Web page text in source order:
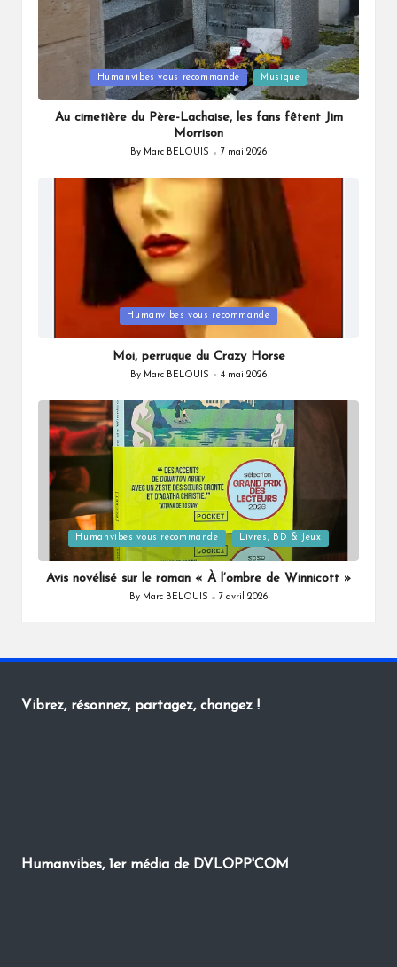
Humanvibes vous recommande Musique
Au cimetière du Père-Lachaise, les fans fêtent Jim
Morrison
Posted
By Marc BELOUIS 7 mai 2026
Humanvibes vous recommande
Moi, perruque du Crazy Horse
Posted
By Marc BELOUIS 4 mai 2026
Posted
in
Humanvibes vous recommande Livres, BD & Jeux
Avis novélisé sur le roman « À l’ombre de Winnicott »
Posted
By Marc BELOUIS 7 avril 2026
Vibrez, résonnez, partagez, changez !
Humanvibes, 1er média de DVLOPP'COM